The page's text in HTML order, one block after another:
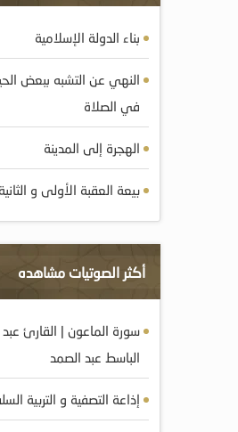
بناء الدولة الإسلامية
النهي عن التشبه ببعض
في الصلاة
الهجرة إلى المدينة
بيعة العقبة الأولى و الثانية
أكثر الصوتيات مشاهده
سورة الماعون | القارئ عبد
الباسط عبد الصمد
إذاعة التصفية و التربية